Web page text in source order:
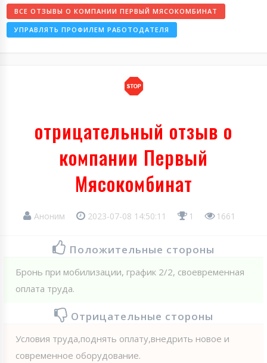
ВСЕ ОТЗЫВЫ О КОМПАНИИ ПЕРВЫЙ МЯСОКОМБИНАТ
УПРАВЛЯТЬ ПРОФИЛЕМ РАБОТОДАТЕЛЯ
отрицательный отзыв о
компании Первый
Мясокомбинат
Аноним 2023-07-08 14:50:11 1 1661
Положительные стороны
Бронь при мобилизации, график 2/2, своевременная
оплата труда.
Отрицательные стороны
Условия труда,поднять оплату,внедрить новое и
современное оборудование.